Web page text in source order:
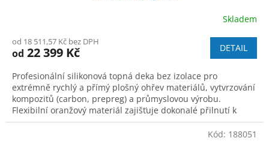
R
M
A
Skladem
od 18 511,57 Kč bez DPH
od 22 399 Kč DETAIL
Profesionální silikonová topná deka bez izolace pro
extrémně rychlý a přímý plošný ohřev materiálů, vytvrzování
kompozitů (carbon, prepreg) a průmyslovou výrobu.
Flexibilní oranžový materiál zajišťuje dokonalé přilnutí k
povrchu pro maximální přenos tepla.
Kód: 188051